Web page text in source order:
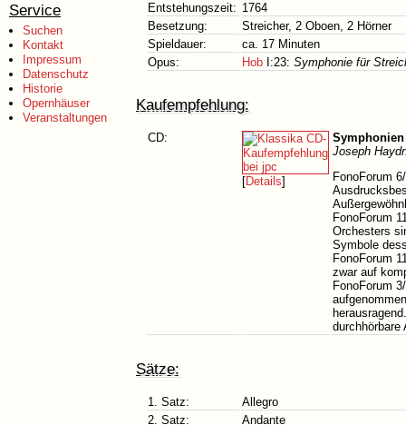
Service
Suchen
Kontakt
Impressum
Datenschutz
Historie
Opernhäuser
Veranstaltungen
Entstehungszeit: 1764
Besetzung:
Streicher, 2 Oboen, 2 Hörner
Spieldauer:
ca. 17 Minuten
Opus:
Hob I:23: Symphonie für
Kaufempfehlung:
CD:
[Details]
Symphonien
Joseph
FonoForum
FonoForum
Orchesters
Symbole
FonoForum
zwar auf
FonoForum
Sätze:
1. Satz:
Allegro
2. Satz:
Andante